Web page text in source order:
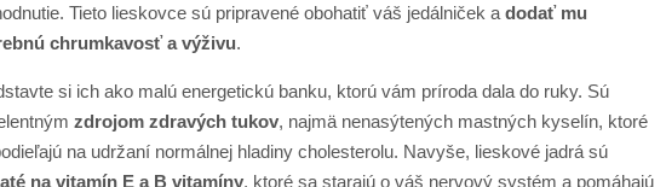
Tieto lieskovce sú pripravené obohatiť váš jedálniček a dodať mu
chrumkavosť a výživu.
si ich ako malú energetickú banku, ktorú vám príroda dala do ruky. Sú
zdrojom zdravých tukov, najmä nenasýtených mastných kyselín, ktoré
na udržaní normálnej hladiny cholesterolu. Navyše, lieskové jadrá sú
na vitamín E a B vitamíny, ktoré sa starajú o váš nervový systém a pomáhajú